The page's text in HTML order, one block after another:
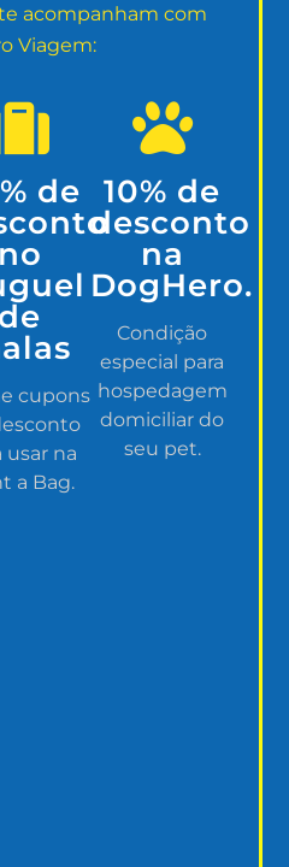
acompanham com
Viagem:
de
no
de
cupons
usar na
a Bag.
10% de
desconto
na
DogHero.
Condição
especial para
hospedagem
domiciliar do
seu pet.